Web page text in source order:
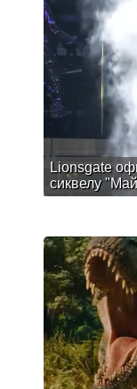
Lionsgate
сиквелу